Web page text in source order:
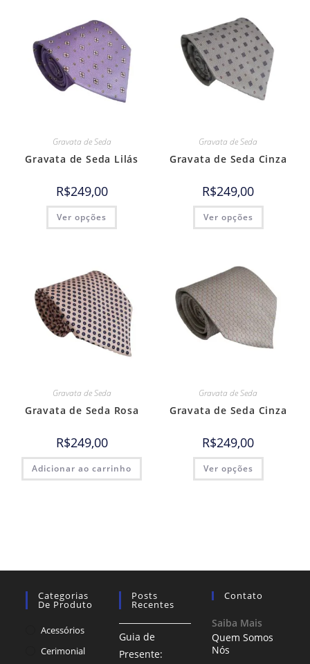
Gravata de Seda
Gravata de Seda Lilás
R$249,00
Ver opções
Gravata de Seda
Gravata de Seda Cinza
R$249,00
Ver opções
Gravata de Seda
Gravata de Seda Rosa
R$249,00
Adicionar ao carrinho
Gravata de Seda
Gravata de Seda Cinza
R$249,00
Ver opções
Categorias
De Produto
Acessórios
Cerimonial
Posts
Recentes
Guia de
Presente:
Contato
Saiba Mais
Quem Somos
Nós